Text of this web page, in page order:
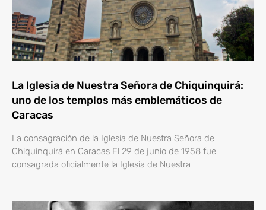
La Iglesia de Nuestra Señora de Chiquinquirá:
uno de los templos más emblemáticos de
Caracas
La consagración de la Iglesia de Nuestra Señora de
Chiquinquirá en Caracas El 29 de junio de 1958 fue
consagrada oficialmente la Iglesia de Nuestra